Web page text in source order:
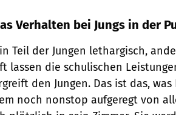
Verhalten bei Jungs in der
Teil der Jungen lethargisch,
lassen die schulischen
den Jungen. Das ist das,
noch nonstop aufgeregt von